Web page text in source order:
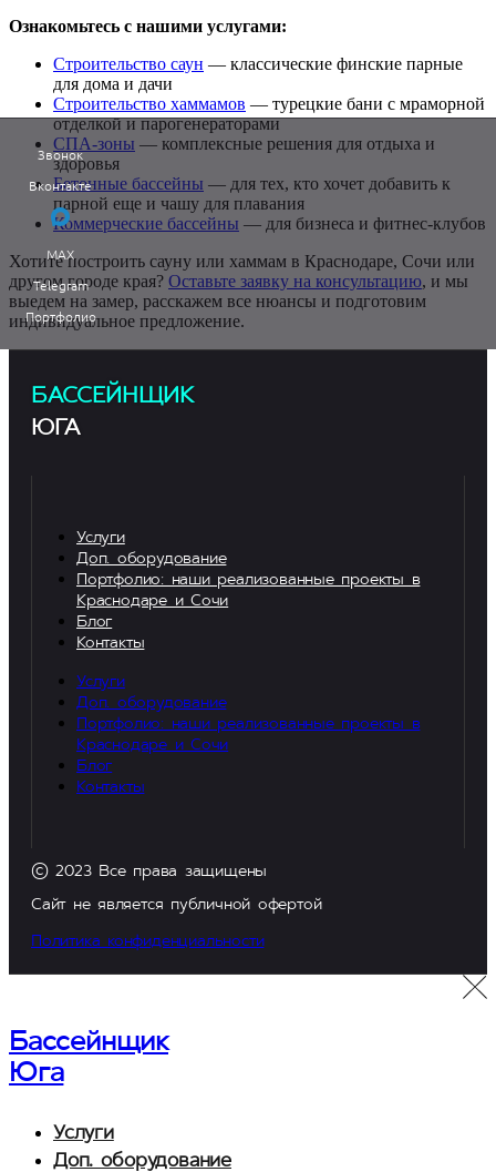
Звонок
Вконтакте
MAX
Telegram
Портфолио
Ознакомьтесь с нашими услугами:
Строительство саун — классические финские парные
для дома и дачи
Строительство хаммамов — турецкие бани с мраморной
отделкой и парогенераторами
СПА-зоны — комплексные решения для отдыха и
здоровья
Бетонные бассейны — для тех, кто хочет добавить к
парной еще и чашу для плавания
Коммерческие бассейны — для бизнеса и фитнес-клубов
Хотите построить сауну или хаммам в Краснодаре, Сочи или
другом городе края? Оставьте заявку на консультацию, и мы
выедем на замер, расскажем все нюансы и подготовим
индивидуальное предложение.
БАССЕЙНЩИК
ЮГА
Услуги
Доп. оборудование
Портфолио: наши реализованные проекты в
Краснодаре и Сочи
Блог
Контакты
Услуги
Доп. оборудование
Портфолио: наши реализованные проекты в
Краснодаре и Сочи
Блог
Контакты
© 2023 Все права защищены
Сайт не является публичной офертой
Политика конфиденциальности
Бассейнщик
Юга
Услуги
Доп. оборудование